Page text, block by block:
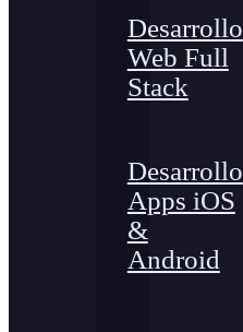
Desarrollo
Web Full
Stack
Desarrollo
Apps iOS
&
Android